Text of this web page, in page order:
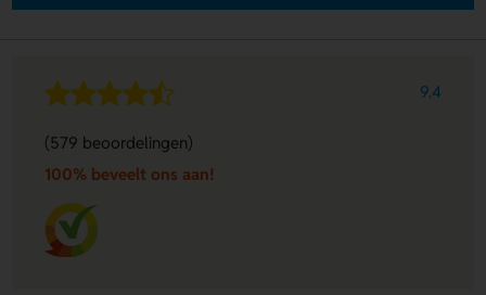
9.4
(579 beoordelingen)
100% beveelt ons aan!